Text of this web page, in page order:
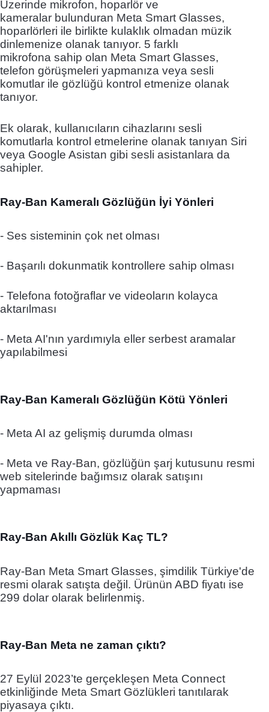
Üzerinde mikrofon, hoparlör ve
kameralar bulunduran Meta Smart Glasses,
hoparlörleri ile birlikte kulaklık olmadan müzik
dinlemenize olanak tanıyor. 5 farklı
mikrofona sahip olan Meta Smart Glasses,
telefon görüşmeleri yapmanıza veya sesli
komutlar ile gözlüğü kontrol etmenize olanak
tanıyor.
Ek olarak, kullanıcıların cihazlarını sesli
komutlarla kontrol etmelerine olanak tanıyan Siri
veya Google Asistan gibi sesli asistanlara da
sahipler.
Ray-Ban Kameralı Gözlüğün İyi Yönleri
- Ses sisteminin çok net olması
- Başarılı dokunmatik kontrollere sahip olması
- Telefona fotoğraflar ve videoların kolayca
aktarılması
- Meta AI'nın yardımıyla eller serbest aramalar
yapılabilmesi
Ray-Ban Kameralı Gözlüğün Kötü Yönleri
- Meta AI az gelişmiş durumda olması
- Meta ve Ray-Ban, gözlüğün şarj kutusunu resmi
web sitelerinde bağımsız olarak satışını
yapmaması
Ray-Ban Akıllı Gözlük Kaç TL?
Ray-Ban Meta Smart Glasses, şimdilik Türkiye'de
resmi olarak satışta değil. Ürünün ABD fiyatı ise
299 dolar olarak belirlenmiş.
Ray-Ban Meta ne zaman çıktı?
27 Eylül 2023’te gerçekleşen Meta Connect
etkinliğinde Meta Smart Gözlükleri tanıtılarak
piyasaya çıktı.